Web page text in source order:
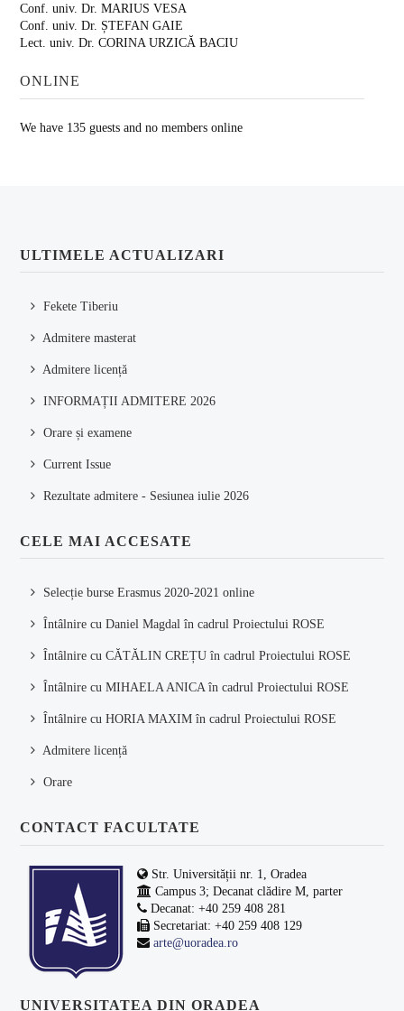
Conf. univ. Dr. MARIUS VESA
Conf. univ. Dr. ȘTEFAN GAIE
Lect. univ. Dr. CORINA URZICĂ BACIU
ONLINE
We have 135 guests and no members online
ULTIMELE ACTUALIZARI
Fekete Tiberiu
Admitere masterat
Admitere licență
INFORMAȚII ADMITERE 2026
Orare și examene
Current Issue
Rezultate admitere - Sesiunea iulie 2026
CELE MAI ACCESATE
Selecție burse Erasmus 2020-2021 online
Întâlnire cu Daniel Magdal în cadrul Proiectului ROSE
Întâlnire cu CĂTĂLIN CREȚU în cadrul Proiectului ROSE
Întâlnire cu MIHAELA ANICA în cadrul Proiectului ROSE
Întâlnire cu HORIA MAXIM în cadrul Proiectului ROSE
Admitere licență
Orare
CONTACT FACULTATE
Str. Universității nr. 1, Oradea
Campus 3; Decanat clădire M, parter
Decanat: +40 259 408 281
Secretariat: +40 259 408 129
arte@uoradea.ro
UNIVERSITATEA DIN ORADEA